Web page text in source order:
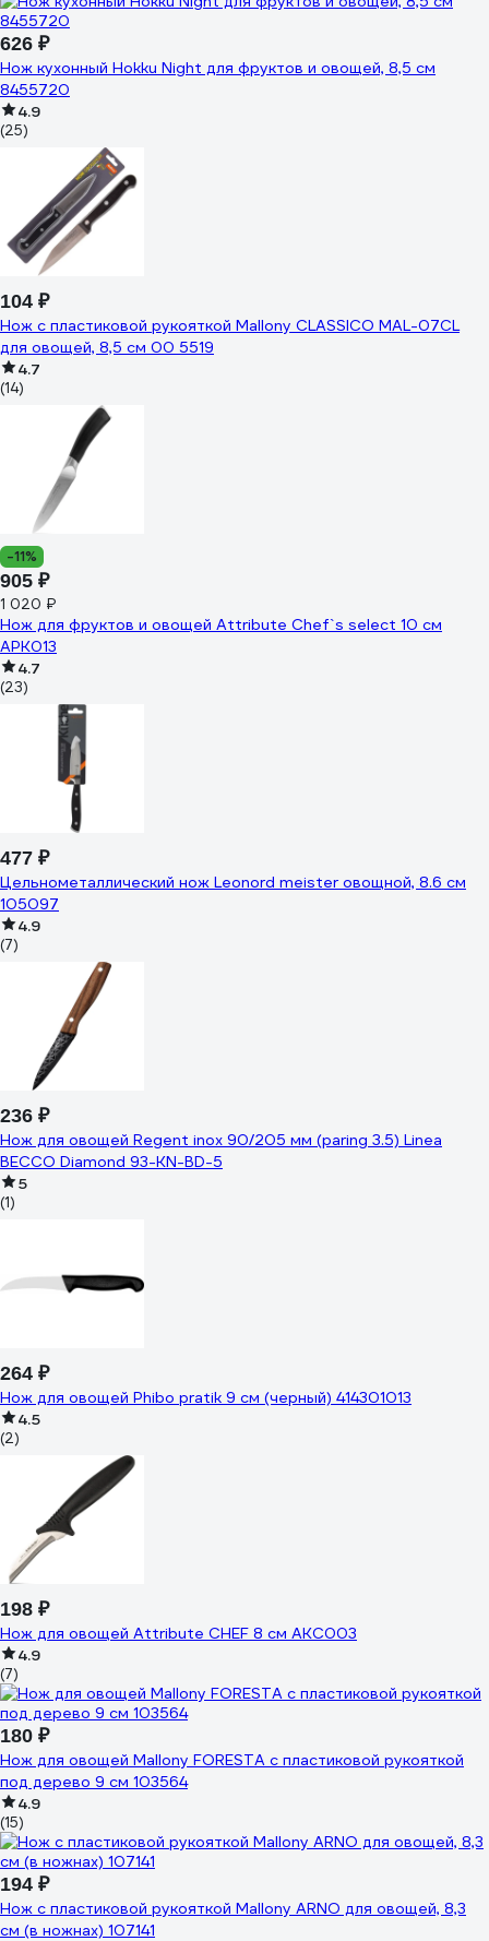
626 ₽
Нож кухонный Hokku Night для фруктов и овощей, 8,5 см
8455720
4.9
(25)
104 ₽
Нож с пластиковой рукояткой Mallony CLASSICO MAL-07CL
для овощей, 8,5 см 00 5519
4.7
(14)
-11%
905 ₽
1 020 ₽
Нож для фруктов и овощей Attribute Chef`s select 10 см
APK013
4.7
(23)
477 ₽
Цельнометаллический нож Leonord meister овощной, 8.6 см
105097
4.9
(7)
236 ₽
Нож для овощей Regent inox 90/205 мм (paring 3.5) Linea
BECCO Diamond 93-KN-BD-5
5
(1)
264 ₽
Нож для овощей Phibo pratik 9 см (черный) 414301013
4.5
(2)
198 ₽
Нож для овощей Attribute CHEF 8 см AKC003
4.9
(7)
180 ₽
Нож для овощей Mallony FORESTA с пластиковой рукояткой
под дерево 9 см 103564
4.9
(15)
194 ₽
Нож с пластиковой рукояткой Mallony ARNO для овощей, 8,3
cм (в ножнах) 107141